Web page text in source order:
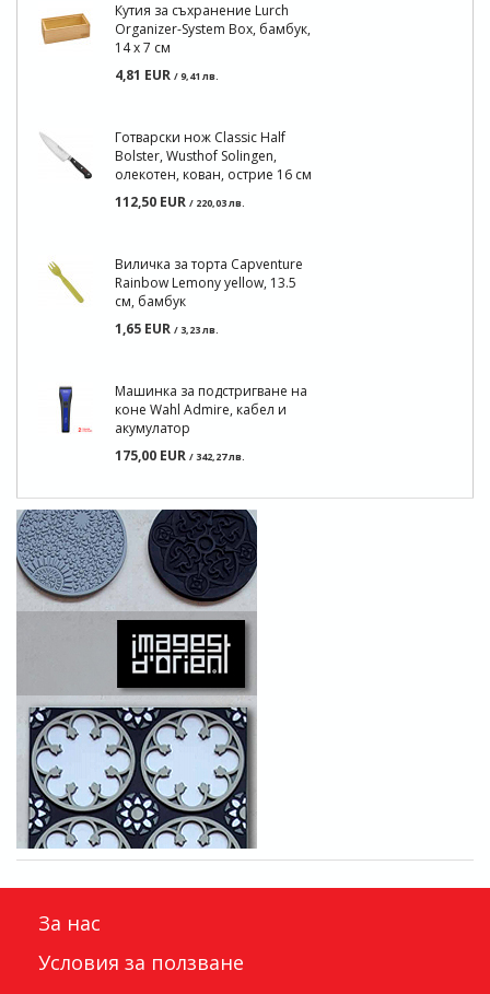
Кутия за съхранение Lurch
Organizer-System Box, бамбук,
14 х 7 см
4,81 EUR / 9,41 лв.
Готварски нож Classic Half
Bolster, Wusthof Solingen,
олекотен, кован, острие 16 см
112,50 EUR / 220,03 лв.
Виличка за торта Capventure
Rainbow Lemony yellow, 13.5
см, бамбук
1,65 EUR / 3,23 лв.
Машинка за подстригване на
коне Wahl Admire, кабел и
акумулатор
175,00 EUR / 342,27 лв.
За нас
Условия за ползване